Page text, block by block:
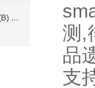
海康威视DS-2CE56C5T-IT3(B) 130万像素红外半球摄像机
测,
品
支